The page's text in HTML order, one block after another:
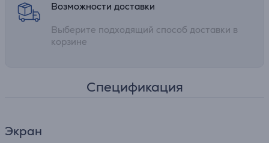
Возможности доставки
Выберите подходящий способ доставки в
корзине
Спецификация
Экран